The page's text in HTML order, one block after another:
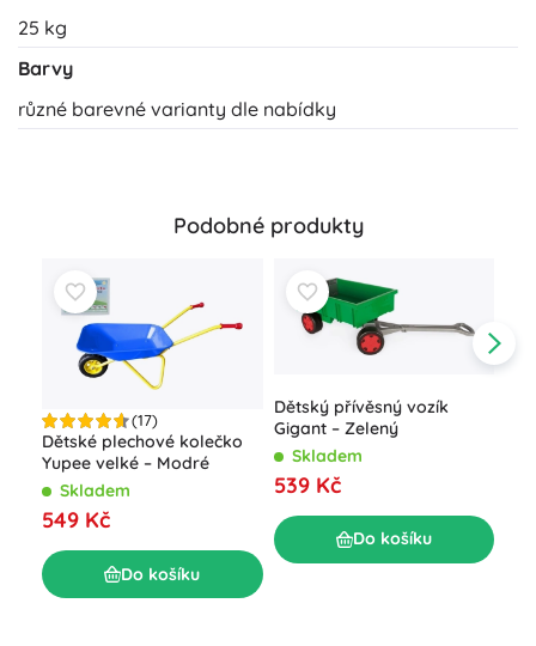
25 kg
Barvy
různé barevné varianty dle nabídky
Podobné produkty
(17)
Dětské plechové kolečko
Yupee velké – Modré
Skladem
549 Kč
Do košíku
Dětský přívěsný vozík
Gigant – Zelený
Skladem
539 Kč
Do košíku